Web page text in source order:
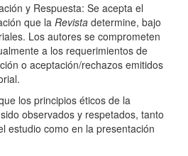
y Respuesta: Se acepta el
que la Revista determine, bajo
Los autores se comprometen
a los requerimientos de
o aceptación/rechazos emitidos
los principios éticos de la
observados y respetados, tanto
estudio como en la presentación